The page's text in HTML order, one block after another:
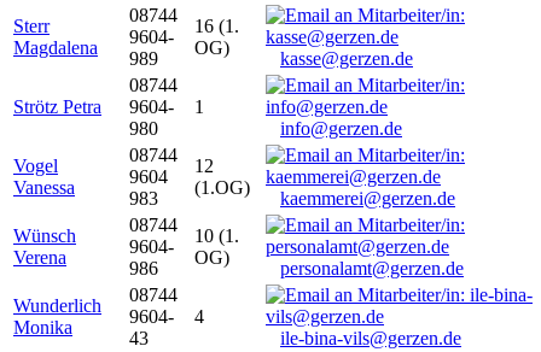
Sterr
Magdalena
08744
9604-
989
16 (1.
OG)
kasse@gerzen.de
Strötz Petra
08744
9604-
980
1
info@gerzen.de
Vogel
Vanessa
08744
9604
983
12
(1.OG)
kaemmerei@gerzen.de
Wünsch
Verena
08744
9604-
986
10 (1.
OG)
personalamt@gerzen.de
Wunderlich
Monika
08744
9604-
43
4
ile-bina-vils@gerzen.de